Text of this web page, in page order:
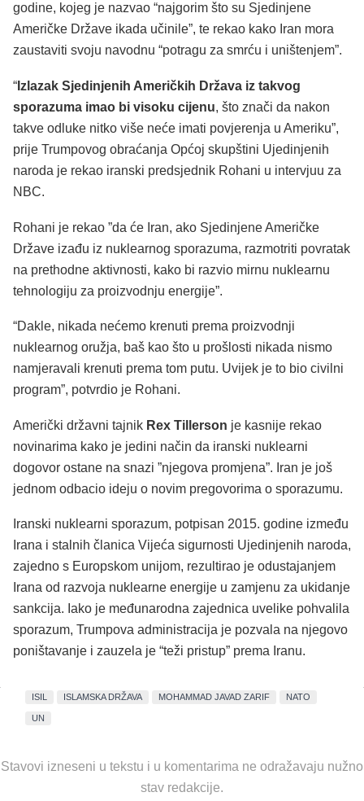
godine, kojeg je nazvao “najgorim što su Sjedinjene
Američke Države ikada učinile”, te rekao kako Iran mora
zaustaviti svoju navodnu “potragu za smrću i uništenjem”.
“ Izlazak Sjedinjenih Američkih Država iz takvog
sporazuma imao bi visoku cijenu, što znači da nakon
takve odluke nitko više neće imati povjerenja u Ameriku”,
prije Trumpovog obraćanja Općoj skupštini Ujedinjenih
naroda je rekao iranski predsjednik Rohani u intervjuu za
NBC.
Rohani je rekao ”da će Iran, ako Sjedinjene Američke
Države izađu iz nuklearnog sporazuma, razmotriti povratak
na prethodne aktivnosti, kako bi razvio mirnu nuklearnu
tehnologiju za proizvodnju energije”.
“Dakle, nikada nećemo krenuti prema proizvodnji
nuklearnog oružja, baš kao što u prošlosti nikada nismo
namjeravali krenuti prema tom putu. Uvijek je to bio civilni
program”, potvrdio je Rohani.
Američki državni tajnik Rex Tillerson je kasnije rekao
novinarima kako je jedini način da iranski nuklearni
dogovor ostane na snazi ”​​njegova promjena”. Iran je još
jednom odbacio ideju o novim pregovorima o sporazumu.
Iranski nuklearni sporazum, potpisan 2015. godine između
Irana i stalnih članica Vijeća sigurnosti Ujedinjenih naroda,
zajedno s Europskom unijom, rezultirao je odustajanjem
Irana od razvoja nuklearne energije u zamjenu za ukidanje
sankcija. Iako je međunarodna zajednica uvelike pohvalila
sporazum, Trumpova administracija je pozvala na njegovo
poništavanje i zauzela je “teži pristup” prema Iranu.
ISIL ISLAMSKA DRŽAVA MOHAMMAD JAVAD ZARIF NATO
UN
Stavovi izneseni u tekstu i u komentarima ne odražavaju nužno
stav redakcije.